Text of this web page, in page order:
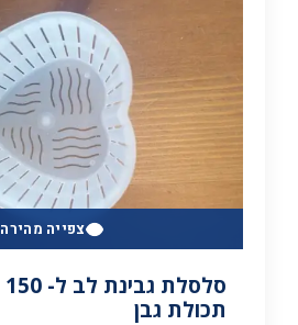
צפייה מהירה
תכולת גבן